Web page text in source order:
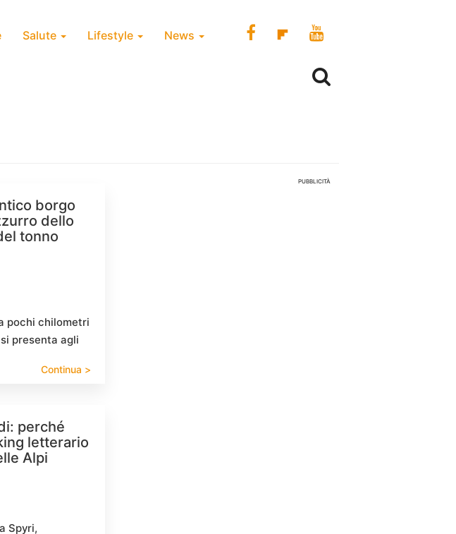
Salute Lifestyle News
borgo
dello
tonno
pochi chilometri
presenta agli
Continua >
perché
letterario
Alpi
Spyri,
PUBBLICITÀ